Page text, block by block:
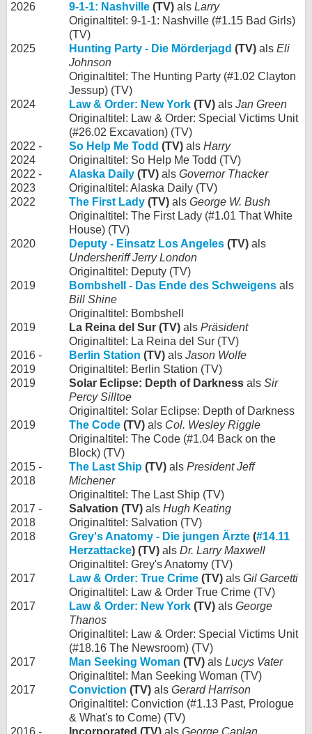
2026 9-1-1: Nashville (TV) als Larry
Originaltitel: 9-1-1: Nashville (#1.15 Bad Girls)
(TV)
2025
Hunting Party - Die Mörderjagd (TV) als Eli
Johnson
Originaltitel: The Hunting Party (#1.02 Clayton
Jessup) (TV)
2024
Law & Order: New York (TV) als Jan Green
Originaltitel: Law & Order: Special Victims Unit
(#26.02 Excavation) (TV)
2022 -
2024
So Help Me Todd (TV) als Harry
Originaltitel: So Help Me Todd (TV)
2022 -
2023
Alaska Daily (TV) als Governor Thacker
Originaltitel: Alaska Daily (TV)
2022
The First Lady (TV) als George W. Bush
Originaltitel: The First Lady (#1.01 That White
House) (TV)
2020
Deputy - Einsatz Los Angeles (TV) als
Undersheriff Jerry London
Originaltitel: Deputy (TV)
2019
Bombshell - Das Ende des Schweigens als
Bill Shine
Originaltitel: Bombshell
2019
La Reina del Sur (TV) als Präsident
Originaltitel: La Reina del Sur (TV)
2016 -
2019
Berlin Station (TV) als Jason Wolfe
Originaltitel: Berlin Station (TV)
2019
Solar Eclipse: Depth of Darkness als Sir
Percy Silltoe
Originaltitel: Solar Eclipse: Depth of Darkness
2019
The Code (TV) als Col. Wesley Riggle
Originaltitel: The Code (#1.04 Back on the
Block) (TV)
2015 -
2018
The Last Ship (TV) als President Jeff
Michener
Originaltitel: The Last Ship (TV)
2017 -
2018
Salvation (TV) als Hugh Keating
Originaltitel: Salvation (TV)
2018
Grey's Anatomy - Die jungen Ärzte (#14.11
Herzattacke) (TV) als Dr. Larry Maxwell
Originaltitel: Grey's Anatomy (TV)
2017
Law & Order: True Crime (TV) als Gil Garcetti
Originaltitel: Law & Order True Crime (TV)
2017
Law & Order: New York (TV) als George
Thanos
Originaltitel: Law & Order: Special Victims Unit
(#18.16 The Newsroom) (TV)
2017
Man Seeking Woman (TV) als Lucys Vater
Originaltitel: Man Seeking Woman (TV)
2017
Conviction (TV) als Gerard Harrison
Originaltitel: Conviction (#1.13 Past, Prologue
& What's to Come) (TV)
2016 -
Incorporated (TV) als George Caplan